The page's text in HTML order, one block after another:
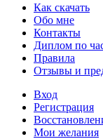
Как скачать
Обо мне
Контакты
Диплом по
Правила
Отзывы и
Вход
Регистрация
Мои желания